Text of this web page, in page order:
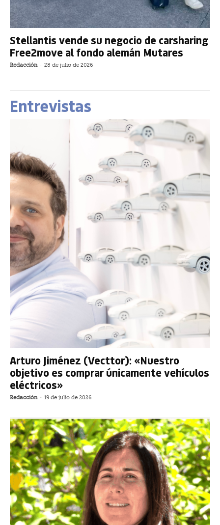
Stellantis vende su negocio de carsharing
Free2move al fondo alemán Mutares
Redacción - 28 de julio de 2026
Entrevistas
Arturo Jiménez (Vecttor): «Nuestro
objetivo es comprar únicamente vehículos
eléctricos»
Redacción - 19 de julio de 2026